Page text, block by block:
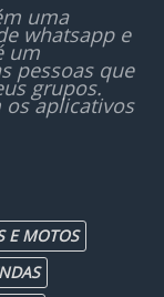
uma
whatsapp e
um
pessoas que
grupos.
aplicativos
E MOTOS